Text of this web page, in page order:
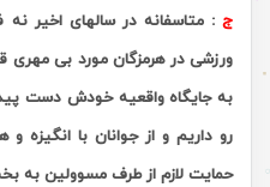
ج: متاسفانه در سالهای اخیر
ورزشی در هرمزگان مورد بی مهری
به جایگاه واقعیه خودش دست
رو داریم و از جوانان با انگیزه و
حمایت لازم از طرف مسوولین به